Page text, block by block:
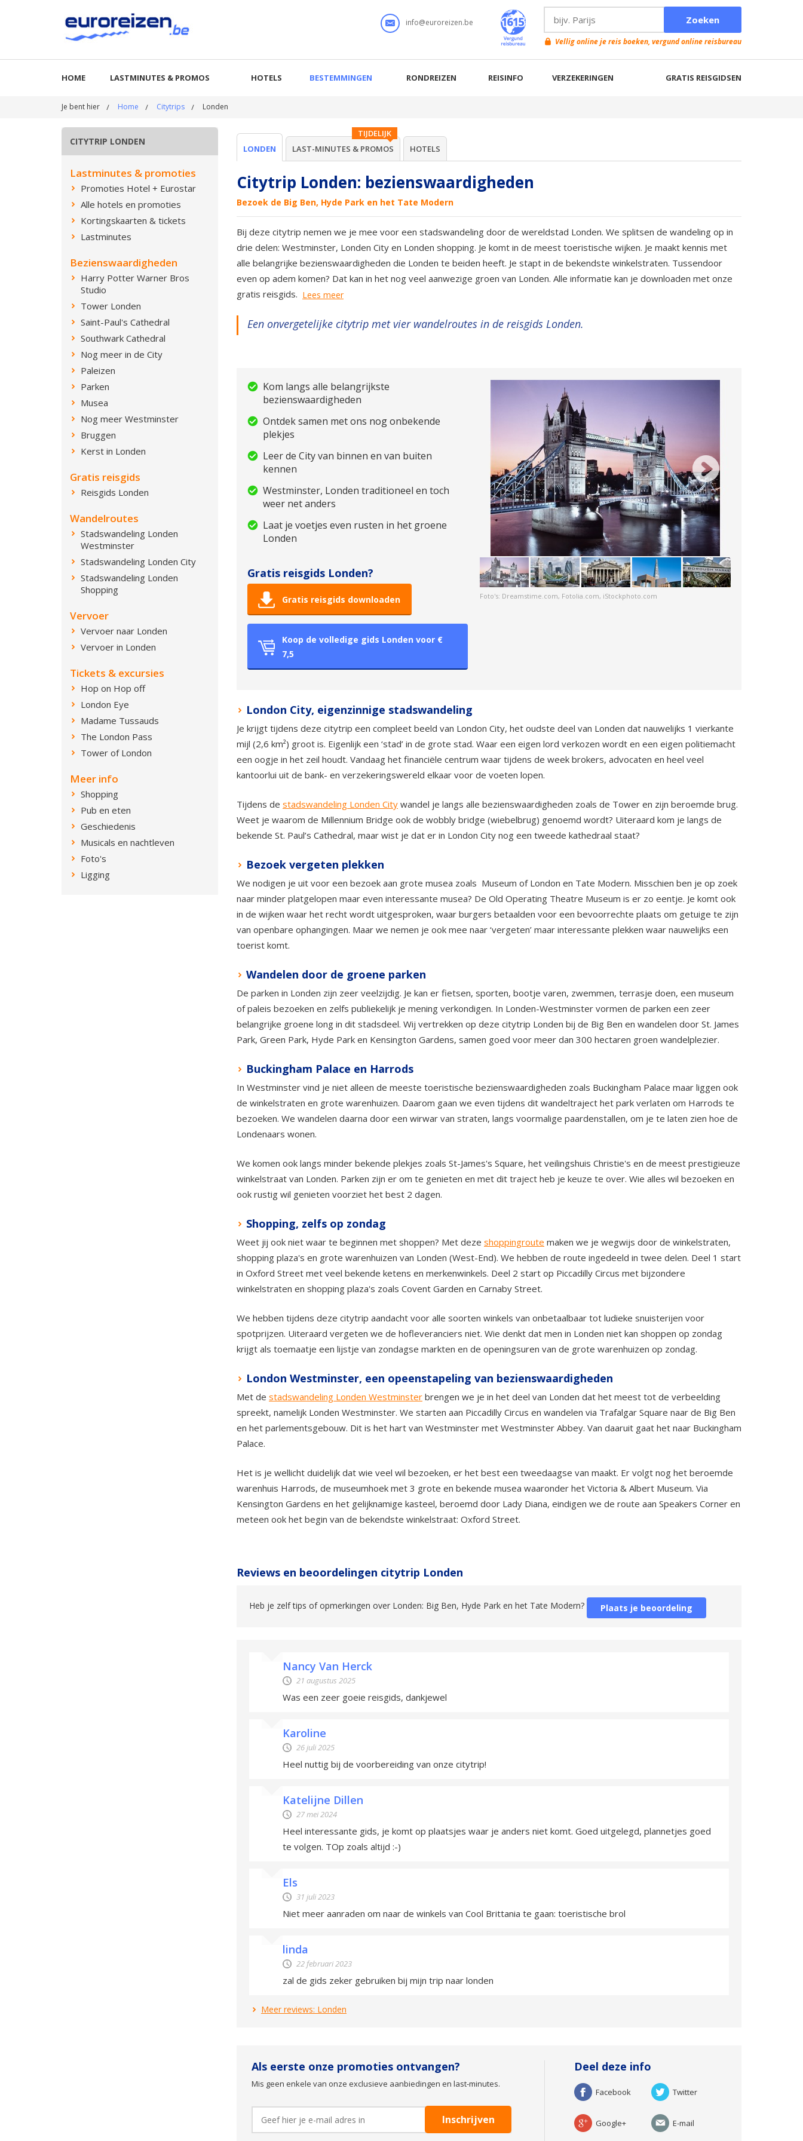
info@euroreizen.be
Vellig online je reis boeken, vergund online reisbureau
HOME LASTMINUTES & PROMOS HOTELS BESTEMMINGEN RONDREIZEN REISINFO VERZEKERINGEN GRATIS REISGIDSEN
Je bent hier Home Citytrips Londen
CITYTRIP LONDEN
Lastminutes & promoties
Promoties Hotel + Eurostar
Alle hotels en promoties
Kortingskaarten & tickets
Lastminutes
Bezienswaardigheden
Harry Potter Warner Bros
Studio
Tower Londen
Saint-Paul's Cathedral
Southwark Cathedral
Nog meer in de City
Paleizen
Parken
Musea
Nog meer Westminster
Bruggen
Kerst in Londen
Gratis reisgids
Reisgids Londen
Wandelroutes
Stadswandeling Londen
Westminster
Stadswandeling Londen City
Stadswandeling Londen
Shopping
Vervoer
Vervoer naar Londen
Vervoer in Londen
Tickets & excursies
Hop on Hop off
London Eye
Madame Tussauds
The London Pass
Tower of London
Meer info
Shopping
Pub en eten
Geschiedenis
Musicals en nachtleven
Foto's
Ligging
LONDEN
TIJDELIJK
LAST-MINUTES & PROMOS
HOTELS
Citytrip Londen: bezienswaardigheden
Bezoek de Big Ben, Hyde Park en het Tate Modern
Bij deze citytrip nemen we je mee voor een stadswandeling door de wereldstad Londen. We splitsen de wandeling op in
drie delen: Westminster, Londen City en Londen shopping. Je komt in de meest toeristische wijken. Je maakt kennis met
alle belangrijke bezienswaardigheden die Londen te beiden heeft. Je stapt in de bekendste winkelstraten. Tussendoor
even op adem komen? Dat kan in het nog veel aanwezige groen van Londen. Alle informatie kan je downloaden met onze
gratis reisgids. Lees meer
Een onvergetelijke citytrip met vier wandelroutes in de reisgids Londen.
Foto's: Dreamstime.com, Fotolia.com, iStockphoto.com
Kom langs alle belangrijkste
bezienswaardigheden
Ontdek samen met ons nog onbekende
plekjes
Leer de City van binnen en van buiten
kennen
Westminster, Londen traditioneel en toch
weer net anders
Laat je voetjes even rusten in het groene
Londen
Gratis reisgids Londen?
Gratis reisgids downloaden
Koop de volledige gids Londen voor €
7,5
London City, eigenzinnige stadswandeling
Je krijgt tijdens deze citytrip een compleet beeld van London City, het oudste deel van Londen dat nauwelijks 1 vierkante
mijl (2,6 km²) groot is. Eigenlijk een ‘stad’ in de grote stad. Waar een eigen lord verkozen wordt en een eigen politiemacht
een oogje in het zeil houdt. Vandaag het financiële centrum waar tijdens de week brokers, advocaten en heel veel
kantoorlui uit de bank- en verzekeringswereld elkaar voor de voeten lopen.
Tijdens de stadswandeling Londen City wandel je langs alle bezienswaardigheden zoals de Tower en zijn beroemde brug.
Weet je waarom de Millennium Bridge ook de wobbly bridge (wiebelbrug) genoemd wordt? Uiteraard kom je langs de
bekende St. Paul’s Cathedral, maar wist je dat er in London City nog een tweede kathedraal staat?
Bezoek vergeten plekken
We nodigen je uit voor een bezoek aan grote musea zoals Museum of London en Tate Modern. Misschien ben je op zoek
naar minder platgelopen maar even interessante musea? De Old Operating Theatre Museum is er zo eentje. Je komt ook
in de wijken waar het recht wordt uitgesproken, waar burgers betaalden voor een bevoorrechte plaats om getuige te zijn
van openbare ophangingen. Maar we nemen je ook mee naar ‘vergeten’ maar interessante plekken waar nauwelijks een
toerist komt.
Wandelen door de groene parken
De parken in Londen zijn zeer veelzijdig. Je kan er fietsen, sporten, bootje varen, zwemmen, terrasje doen, een museum
of paleis bezoeken en zelfs publiekelijk je mening verkondigen. In Londen-Westminster vormen de parken een zeer
belangrijke groene long in dit stadsdeel. Wij vertrekken op deze citytrip Londen bij de Big Ben en wandelen door St. James
Park, Green Park, Hyde Park en Kensington Gardens, samen goed voor meer dan 300 hectaren groen wandelplezier.
Buckingham Palace en Harrods
In Westminster vind je niet alleen de meeste toeristische bezienswaardigheden zoals Buckingham Palace maar liggen ook
de winkelstraten en grote warenhuizen. Daarom gaan we even tijdens dit wandeltraject het park verlaten om Harrods te
bezoeken. We wandelen daarna door een wirwar van straten, langs voormalige paardenstallen, om je te laten zien hoe de
Londenaars wonen.
We komen ook langs minder bekende plekjes zoals St-James's Square, het veilingshuis Christie's en de meest prestigieuze
winkelstraat van Londen. Parken zijn er om te genieten en met dit traject heb je keuze te over. Wie alles wil bezoeken en
ook rustig wil genieten voorziet het best 2 dagen.
Shopping, zelfs op zondag
Weet jij ook niet waar te beginnen met shoppen? Met deze shoppingroute maken we je wegwijs door de winkelstraten,
shopping plaza's en grote warenhuizen van Londen (West-End). We hebben de route ingedeeld in twee delen. Deel 1 start
in Oxford Street met veel bekende ketens en merkenwinkels. Deel 2 start op Piccadilly Circus met bijzondere
winkelstraten en shopping plaza's zoals Covent Garden en Carnaby Street.
We hebben tijdens deze citytrip aandacht voor alle soorten winkels van onbetaalbaar tot ludieke snuisterijen voor
spotprijzen. Uiteraard vergeten we de hofleveranciers niet. Wie denkt dat men in Londen niet kan shoppen op zondag
krijgt als toemaatje een lijstje van zondagse markten en de openingsuren van de grote warenhuizen op zondag.
London Westminster, een opeenstapeling van bezienswaardigheden
Met de stadswandeling Londen Westminster brengen we je in het deel van Londen dat het meest tot de verbeelding
spreekt, namelijk Londen Westminster. We starten aan Piccadilly Circus en wandelen via Trafalgar Square naar de Big Ben
en het parlementsgebouw. Dit is het hart van Westminster met Westminster Abbey. Van daaruit gaat het naar Buckingham
Palace.
Het is je wellicht duidelijk dat wie veel wil bezoeken, er het best een tweedaagse van maakt. Er volgt nog het beroemde
warenhuis Harrods, de museumhoek met 3 grote en bekende musea waaronder het Victoria & Albert Museum. Via
Kensington Gardens en het gelijknamige kasteel, beroemd door Lady Diana, eindigen we de route aan Speakers Corner en
meteen ook het begin van de bekendste winkelstraat: Oxford Street.
Reviews en beoordelingen citytrip Londen
Heb je zelf tips of opmerkingen over Londen: Big Ben, Hyde Park en het Tate Modern? Plaats je beoordeling
Nancy Van Herck
21 augustus 2025
Was een zeer goeie reisgids, dankjewel
Karoline
26 juli 2025
Heel nuttig bij de voorbereiding van onze citytrip!
Katelijne Dillen
27 mei 2024
Heel interessante gids, je komt op plaatsjes waar je anders niet komt. Goed uitgelegd, plannetjes goed
te volgen. TOp zoals altijd :-)
Els
31 juli 2023
Niet meer aanraden om naar de winkels van Cool Brittania te gaan: toeristische brol
linda
22 februari 2023
zal de gids zeker gebruiken bij mijn trip naar londen
Meer reviews: Londen
Als eerste onze promoties ontvangen?
Mis geen enkele van onze exclusieve aanbiedingen en last-minutes.
Deel deze info
Facebook Twitter
Google+ E-mail